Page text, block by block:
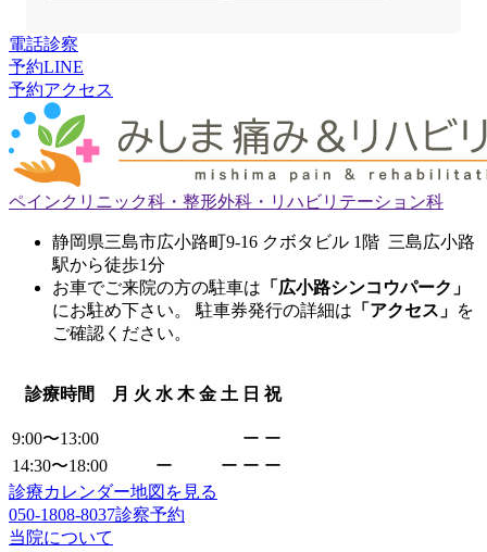
電話診察
予約LINE
予約アクセス
ペインクリニック科・整形外科・リハビリテーション科
静岡県三島市広小路町9-16 クボタビル 1階 三島広小路
駅から徒歩1分
お車でご来院の方の駐車は 「広小路シンコウパーク」
にお駐め下さい。 駐車券発行の詳細は 「アクセス」 を
ご確認ください。
診療時間 月 火 水 木 金 土 日 祝
9:00〜13:00 ー ー
14:30〜18:00
ー ー ー ー
診療カレンダー地図を見る
050-1808-8037診察予約
当院について